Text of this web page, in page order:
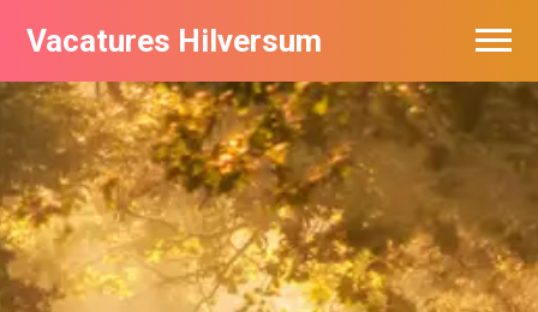
Vacatures Hilversum
Vacatures per bedrijf in Hilversum
De populairste vacatures in Hilversum